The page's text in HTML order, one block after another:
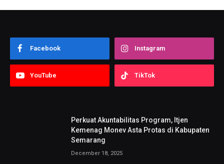
Facebook Instagram
YouTube TikTok
Perkuat Akuntabilitas Program, Itjen
Kemenag Monev Asta Protas di Kabupaten
Semarang
December 18, 2025